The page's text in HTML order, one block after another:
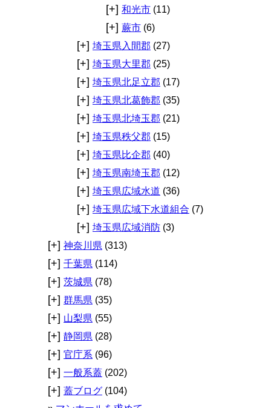
[+] 和光市 (11)
[+] 蕨市 (6)
[+] 埼玉県入間郡 (27)
[+] 埼玉県大里郡 (25)
[+] 埼玉県北足立郡 (17)
[+] 埼玉県北葛飾郡 (35)
[+] 埼玉県北埼玉郡 (21)
[+] 埼玉県秩父郡 (15)
[+] 埼玉県比企郡 (40)
[+] 埼玉県南埼玉郡 (12)
[+] 埼玉県広域水道 (36)
[+] 埼玉県広域下水道組合 (7)
[+] 埼玉県広域消防 (3)
[+] 神奈川県 (313)
[+] 千葉県 (114)
[+] 茨城県 (78)
[+] 群馬県 (35)
[+] 山梨県 (55)
[+] 静岡県 (28)
[+] 官庁系 (96)
[+] 一般系蓋 (202)
[+] 蓋ブログ (104)